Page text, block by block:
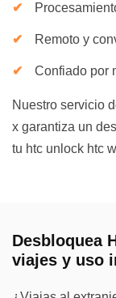
Remoto y
Confiado por
Nuestro servicio
x garantiza un
tu htc unlock htc
Desbloquea
viajes y uso